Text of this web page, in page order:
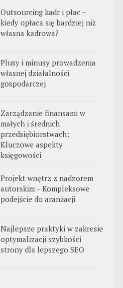
Outsourcing kadr i płac –
kiedy opłaca się bardziej niż
własna kadrowa?
Plusy i minusy prowadzenia
własnej działalności
gospodarczej
Zarządzanie finansami w
małych i średnich
przedsiębiorstwach:
Kluczowe aspekty
księgowości
Projekt wnętrz z nadzorem
autorskim – Kompleksowe
podejście do aranżacji
Najlepsze praktyki w zakresie
optymalizacji szybkości
strony dla lepszego SEO